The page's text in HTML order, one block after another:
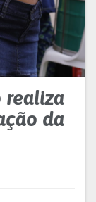
realiza
da